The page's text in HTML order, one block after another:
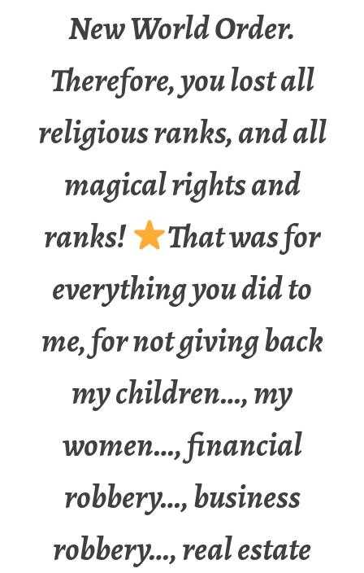
New World Order.
Therefore, you lost all
religious ranks, and all
magical rights and
ranks!
That was for
everything you did to
me, for not giving back
my children…, my
women…, financial
robbery…, business
robbery…, real estate